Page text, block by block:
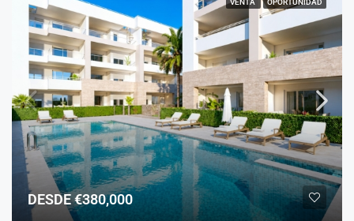
DESDE €380,000